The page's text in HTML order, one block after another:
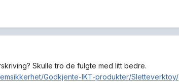
Skulle tro de fulgte med litt bedre.
Godkjente-IKT-produkter/Sletteverktoy/